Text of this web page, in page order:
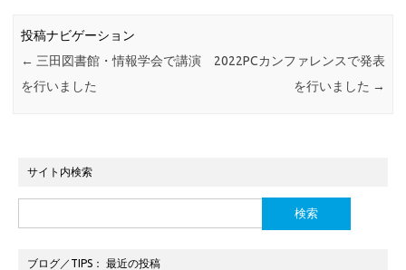
投稿ナビゲーション
← 三田図書館・情報学会で講演
を行いました
2022PCカンファレンスで発表
を行いました →
サイト内検索
索:
ブログ／TIPS： 最近の投稿